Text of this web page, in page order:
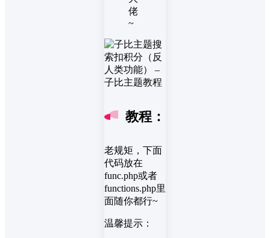
佬
~
教程：
老规矩，下面
代码放在
func.php或者
functions.php里
面随你都行~
温馨提示：